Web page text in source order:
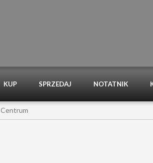
KUP SPRZEDAJ NOTATNIK
Centrum